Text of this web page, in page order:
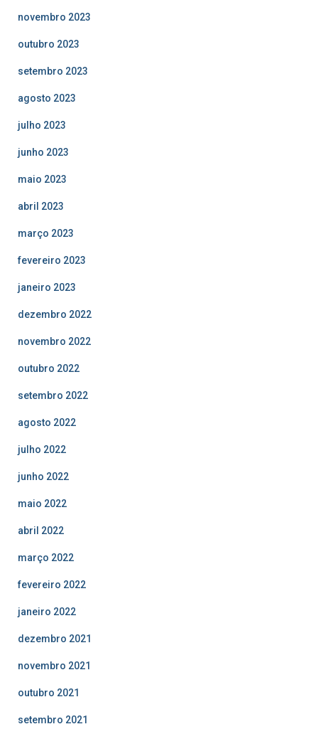
novembro 2023
outubro 2023
setembro 2023
agosto 2023
julho 2023
junho 2023
maio 2023
abril 2023
março 2023
fevereiro 2023
janeiro 2023
dezembro 2022
novembro 2022
outubro 2022
setembro 2022
agosto 2022
julho 2022
junho 2022
maio 2022
abril 2022
março 2022
fevereiro 2022
janeiro 2022
dezembro 2021
novembro 2021
outubro 2021
setembro 2021